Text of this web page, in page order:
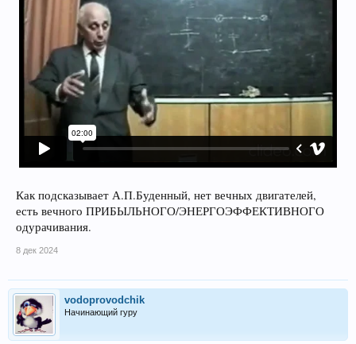
Как подсказывает А.П.Буденный, нет вечных двигателей,
есть вечного ПРИБЫЛЬНОГО/ЭНЕРГОЭФФЕКТИВНОГО
одурачивания.
8 дек 2024
vodoprovodchik
Начинающий гуру